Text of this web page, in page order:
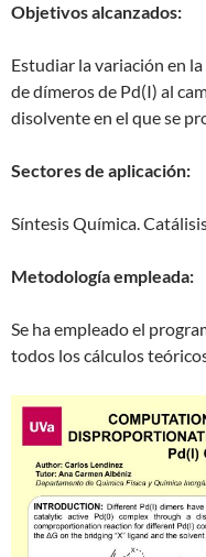
Objetivos alcanzados:
Estudiar la variación en
de dímeros de Pd(I) al
disolvente en el que se
Sectores de aplicación:
Síntesis Química.
Metodología empleada:
Se ha empleado el
todos los cálculos